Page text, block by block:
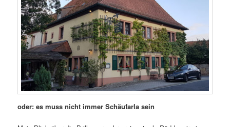
oder: es muss nicht immer Schäufarla sein